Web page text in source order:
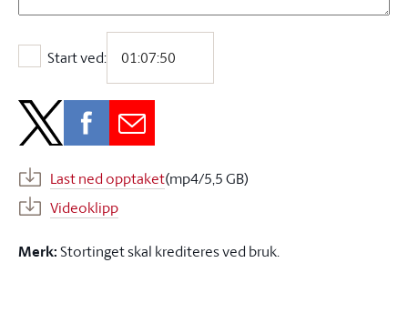
Start ved:
Start ved:
Last ned opptaket(mp4/5,5 GB)
Videoklipp
Merk:Stortinget skal krediteres ved bruk.